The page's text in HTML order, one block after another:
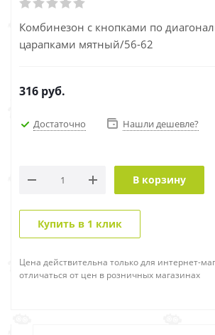
Комбинезон с кнопками по
царапками мятный/56-62
316 руб.
Достаточно Нашли дешевле?
В корзину
Купить в 1 клик
Цена действительна только для интернет-
отличаться от цен в розничных магазинах